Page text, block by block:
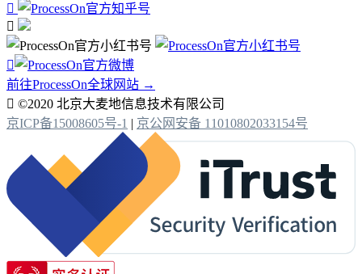



前往ProcessOn全球网站 →
 ©2020 北京大麦地信息技术有限公司
京ICP备15008605号-1 | 京公网安备 11010802033154号